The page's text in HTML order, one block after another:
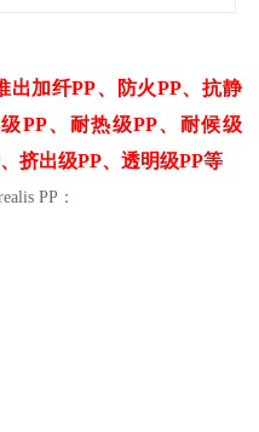
出加纤PP、防火PP、抗静
PP、耐热级PP、耐候级
、挤出级PP、透明级PP等
PP：